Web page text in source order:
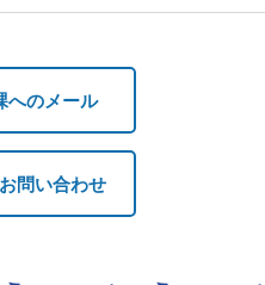
へのメール
問い合わせ